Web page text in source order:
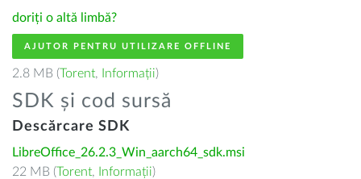
doriți o altă limbă?
AJUTOR PENTRU UTILIZARE OFFLINE
2.8 MB (Torent, Informații)
SDK și cod sursă
Descărcare SDK
LibreOffice_26.2.3_Win_aarch64_sdk.msi
22 MB (Torent, Informații)